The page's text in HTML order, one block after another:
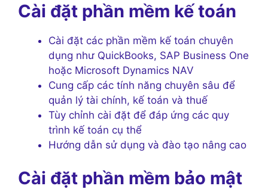
Cài đặt phần mềm kế toán
Cài đặt các phần mềm kế toán chuyên
dụng như QuickBooks, SAP Business One
hoặc Microsoft Dynamics NAV
Cung cấp các tính năng chuyên sâu để
quản lý tài chính, kế toán và thuế
Tùy chỉnh cài đặt để đáp ứng các quy
trình kế toán cụ thể
Hướng dẫn sử dụng và đào tạo nâng cao
Cài đặt phần mềm bảo mật